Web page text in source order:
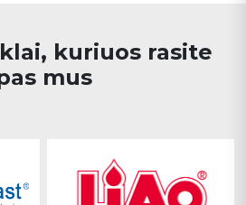
kuriuos rasite
mus